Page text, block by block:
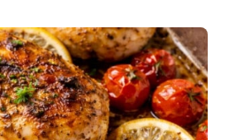
DEM
OFEN
–
SAFTIG,
EINFACH
&
PERFEKT
GEGART